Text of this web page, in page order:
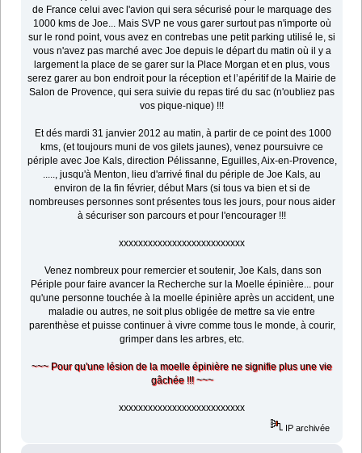
de France celui avec l'avion qui sera sécurisé pour le marquage des
1000 kms de Joe... Mais SVP ne vous garer surtout pas n'importe où
sur le rond point, vous avez en contrebas une petit parking utilisé le, si
vous n'avez pas marché avec Joe depuis le départ du matin où il y a
largement la place de se garer sur la Place Morgan et en plus, vous
serez garer au bon endroit pour la réception et l’apéritif de la Mairie de
Salon de Provence, qui sera suivie du repas tiré du sac (n'oubliez pas
vos pique-nique) !!!
Et dés mardi 31 janvier 2012 au matin, à partir de ce point des 1000
kms, (et toujours muni de vos gilets jaunes), venez poursuivre ce
périple avec Joe Kals, direction Pélissanne, Eguilles, Aix-en-Provence,
....., jusqu'à Menton, lieu d'arrivé final du périple de Joe Kals, au
environ de la fin février, début Mars (si tous va bien et si de
nombreuses personnes sont présentes tous les jours, pour nous aider
à sécuriser son parcours et pour l'encourager !!!
xxxxxxxxxxxxxxxxxxxxxxxxxx
Venez nombreux pour remercier et soutenir, Joe Kals, dans son
Périple pour faire avancer la Recherche sur la Moelle épinière... pour
qu'une personne touchée à la moelle épinière après un accident, une
maladie ou autres, ne soit plus obligée de mettre sa vie entre
parenthèse et puisse continuer à vivre comme tous le monde, à courir,
grimper dans les arbres, etc.
~~~ Pour qu'une lésion de la moelle épinière ne signifie plus une vie
gâchée !!! ~~~
xxxxxxxxxxxxxxxxxxxxxxxxxx
IP archivée